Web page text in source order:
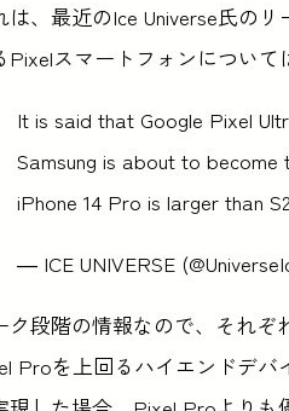
は、最近のIce Universe氏の
Pixelスマートフォンについて
It is said that Google Pixel
Samsung is about to become
iPhone 14 Pro is larger than
— ICE UNIVERSE
ク段階の情報なので、それぞ
Proを上回るハイエンドデ